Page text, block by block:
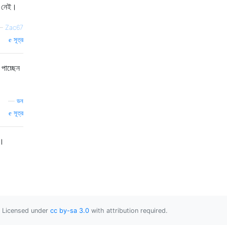
Zac67
সূত্র
ডন
সূত্র
Licensed under cc by-sa 3.0 with attribution required.